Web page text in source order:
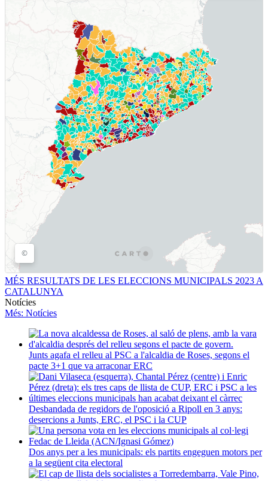
MÉS RESULTATS DE LES ELECCIONS MUNICIPALS 2023 A
CATALUNYA
Notícies
Més: Notícies
Junts agafa el relleu al PSC a l'alcaldia de Roses, segons el
pacte 3+1 que va arraconar ERC
Desbandada de regidors de l'oposició a Ripoll en 3 anys:
desercions a Junts, ERC, el PSC i la CUP
Dos anys per a les municipals: els partits engeguen motors per
a la següent cita electoral